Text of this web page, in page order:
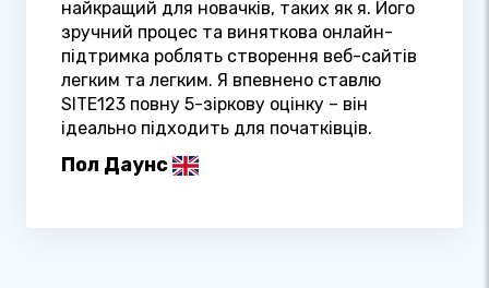
найкращий для новачків, таких як я. Його
зручний процес та виняткова онлайн-
підтримка роблять створення веб-сайтів
легким та легким. Я впевнено ставлю
SITE123 повну 5-зіркову оцінку – він
ідеально підходить для початківців.
Пол Даунс